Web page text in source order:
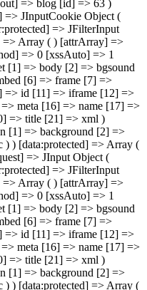
=> blog [id] => 63 )
=> JInputCookie Object (
=> JFilterInput
Array ( ) [attrArray] =>
=> 0 [xssAuto] => 1
[1] => body [2] => bgsound
[6] => frame [7] =>
=> id [11] => iframe [12] =>
meta [16] => name [17] =>
=> title [21] => xml )
[1] => background [2] =>
) ) [data:protected] => Array (
=> JInput Object (
=> JFilterInput
Array ( ) [attrArray] =>
=> 0 [xssAuto] => 1
[1] => body [2] => bgsound
[6] => frame [7] =>
=> id [11] => iframe [12] =>
meta [16] => name [17] =>
=> title [21] => xml )
[1] => background [2] =>
) ) [data:protected] => Array (